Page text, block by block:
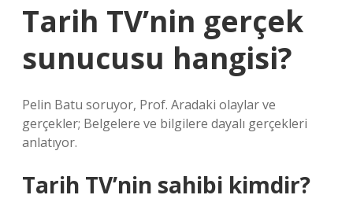
Tarih TV’nin gerçek
sunucusu hangisi?
Pelin Batu soruyor, Prof. Aradaki olaylar ve
gerçekler; Belgelere ve bilgilere dayalı gerçekleri
anlatıyor.
Tarih TV’nin sahibi kimdir?